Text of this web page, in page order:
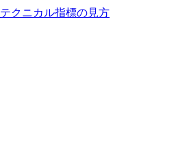
テクニカル指標の見方